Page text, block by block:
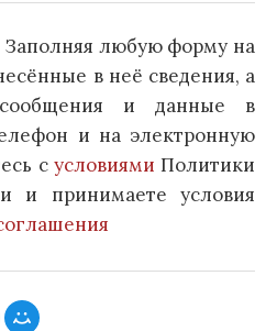
Заполняя любую форму на
в неё сведения, а
и данные в
и на электронную
с условиями Политики
и принимаете условия